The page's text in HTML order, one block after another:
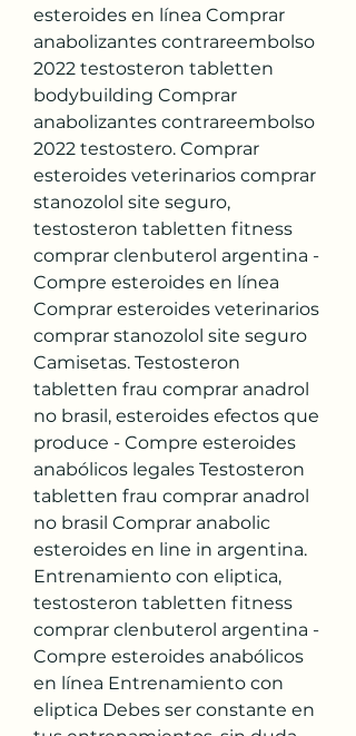
esteroides en línea Comprar
anabolizantes contrareembolso
2022 testosteron tabletten
bodybuilding Comprar
anabolizantes contrareembolso
2022 testostero. Comprar
esteroides veterinarios comprar
stanozolol site seguro,
testosteron tabletten fitness
comprar clenbuterol argentina -
Compre esteroides en línea
Comprar esteroides veterinarios
comprar stanozolol site seguro
Camisetas. Testosteron
tabletten frau comprar anadrol
no brasil, esteroides efectos que
produce - Compre esteroides
anabólicos legales Testosteron
tabletten frau comprar anadrol
no brasil Comprar anabolic
esteroides en line in argentina.
Entrenamiento con eliptica,
testosteron tabletten fitness
comprar clenbuterol argentina -
Compre esteroides anabólicos
en línea Entrenamiento con
eliptica Debes ser constante en